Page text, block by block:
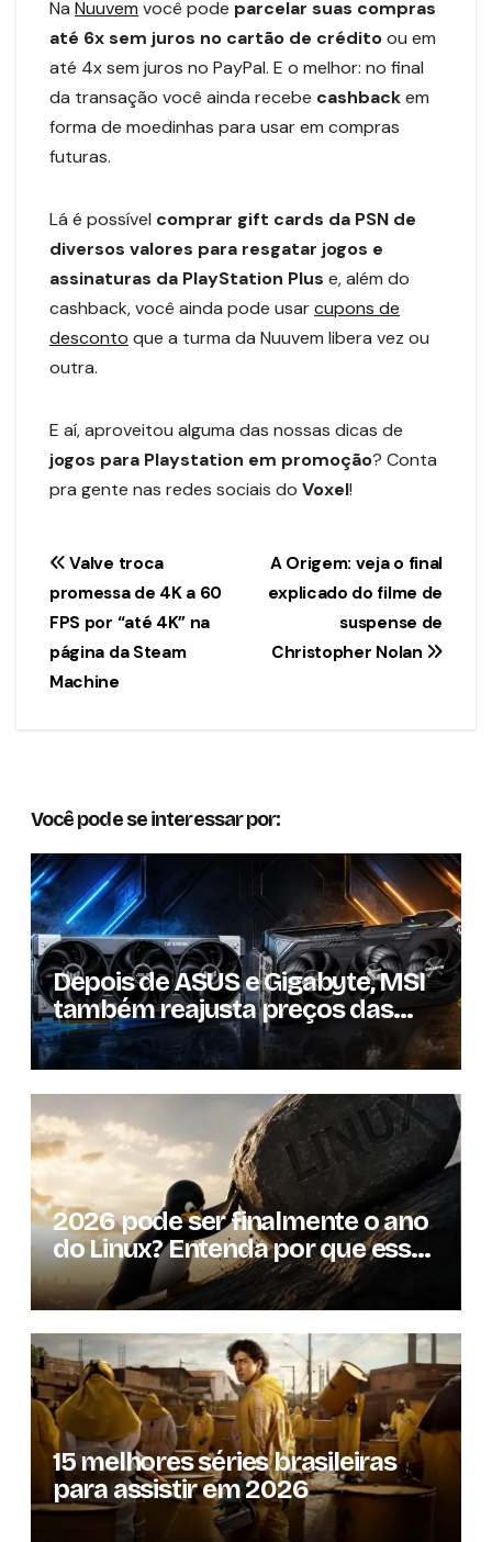
Na Nuuvem você pode parcelar suas compras
até 6x sem juros no cartão de créditoou em
até 4x sem juros no PayPal. E o melhor: no final
da transação você ainda recebe cashbackem
forma de moedinhas para usar em compras
futuras.
Lá é possível comprar gift cards da PSN de
diversos valores para resgatar jogos e
assinaturas da PlayStation Plus e, além do
cashback, você ainda pode usarcupons de
desconto que a turma da Nuuvem libera vez ou
outra.
E aí, aproveitou alguma das nossas dicas de
jogos para Playstation em promoção? Conta
pra gente nas redes sociais do Voxel!
Navegação
de
Post
A Origem: veja o final
explicado do filme de
suspense de
Christopher Nolan
Valve troca
promessa de 4K a 60
FPS por “até 4K” na
página da Steam
Machine
Você pode se interessar por:
Depois de ASUS e Gigabyte, MSI
também reajusta preços das
GPUs em mais de 20%
2026 pode ser finalmente o ano
do Linux? Entenda por que essa
previsão voltou à tona
15 melhores séries brasileiras
para assistir em 2026